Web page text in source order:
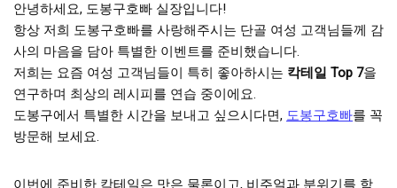
안녕하세요, 도봉구호빠 실장입니다!
항상 저희 도봉구호빠를 사랑해주시는 단골 여성 고객님들께 감
사의 마음을 담아 특별한 이벤트를 준비했습니다.
저희는 요즘 여성 고객님들이 특히 좋아하시는 칵테일 Top 7을
연구하며 최상의 레시피를 연습 중이에요.
도봉구에서 특별한 시간을 보내고 싶으시다면, 도봉구호빠를 꼭
방문해 보세요.
이번에 준비한 칵테일은 맛은 물론이고, 비주얼과 분위기를 함